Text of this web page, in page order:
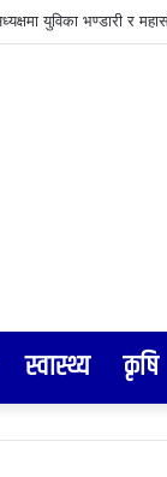
वीरगञ्जमा
स्वास्थ्य कृषि